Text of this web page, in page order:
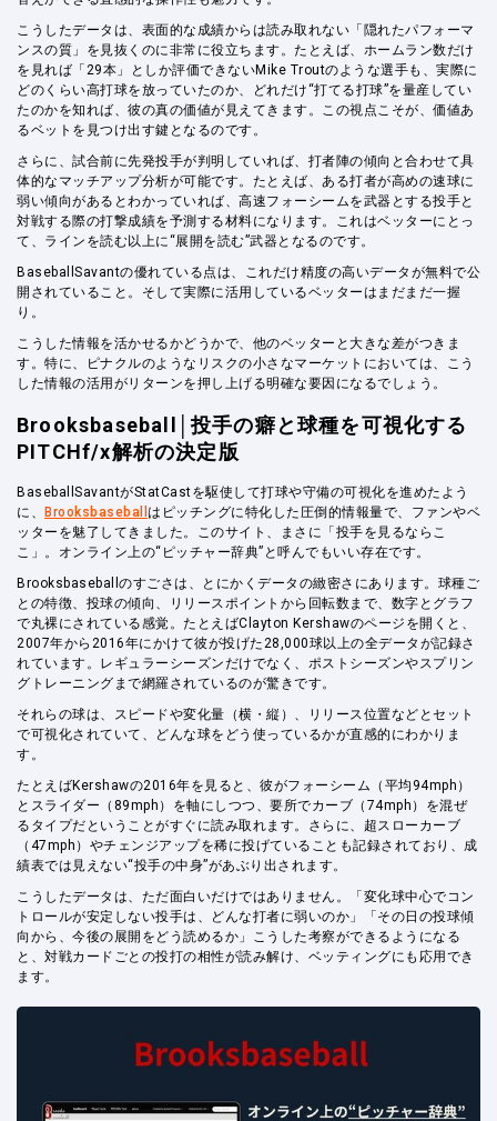
こうしたデータは、表面的な成績からは読み取れない「隠れたパフォーマ
ンスの質」を見抜くのに非常に役立ちます。たとえば、ホームラン数だけ
を見れば「29本」としか評価できないMike Troutのような選手も、実際に
どのくらい高打球を放っていたのか、どれだけ“打てる打球”を量産してい
たのかを知れば、彼の真の価値が見えてきます。この視点こそが、価値あ
るベットを見つけ出す鍵となるのです。
さらに、試合前に先発投手が判明していれば、打者陣の傾向と合わせて具
体的なマッチアップ分析が可能です。たとえば、ある打者が高めの速球に
弱い傾向があるとわかっていれば、高速フォーシームを武器とする投手と
対戦する際の打撃成績を予測する材料になります。これはベッターにとっ
て、ラインを読む以上に“展開を読む”武器となるのです。
BaseballSavantの優れている点は、これだけ精度の高いデータが無料で公
開されていること。そして実際に活用しているベッターはまだまだ一握
り。
こうした情報を活かせるかどうかで、他のベッターと大きな差がつきま
す。特に、ピナクルのようなリスクの小さなマーケットにおいては、こう
した情報の活用がリターンを押し上げる明確な要因になるでしょう。
Brooksbaseball│投手の癖と球種を可視化する
PITCHf/x解析の決定版
BaseballSavantがStatCastを駆使して打球や守備の可視化を進めたよう
に、
Brooksbaseball はピッチングに特化した圧倒的情報量で、ファンやベ
ッターを魅了してきました。このサイト、まさに「投手を見るならこ
こ」。オンライン上の“ピッチャー辞典”と呼んでもいい存在です。
Brooksbaseballのすごさは、とにかくデータの緻密さにあります。球種ご
との特徴、投球の傾向、リリースポイントから回転数まで、数字とグラフ
で丸裸にされている感覚。たとえばClayton Kershawのページを開くと、
2007年から2016年にかけて彼が投げた28,000球以上の全データが記録さ
れています。レギュラーシーズンだけでなく、ポストシーズンやスプリン
グトレーニングまで網羅されているのが驚きです。
それらの球は、スピードや変化量（横・縦）、リリース位置などとセット
で可視化されていて、どんな球をどう使っているかが直感的にわかりま
す。
たとえばKershawの2016年を見ると、彼がフォーシーム（平均94mph）
とスライダー（89mph）を軸にしつつ、要所でカーブ（74mph）を混ぜ
るタイプだということがすぐに読み取れます。さらに、超スローカーブ
（47mph）やチェンジアップを稀に投げていることも記録されており、成
績表では見えない“投手の中身”があぶり出されます。
こうしたデータは、ただ面白いだけではありません。「変化球中心でコン
トロールが安定しない投手は、どんな打者に弱いのか」「その日の投球傾
向から、今後の展開をどう読めるか」こうした考察ができるようになる
と、対戦カードごとの投打の相性が読み解け、ベッティングにも応用でき
ます。